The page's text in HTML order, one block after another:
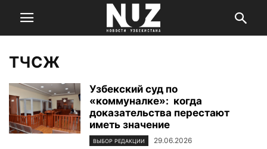
ТЧСЖ
Узбекский суд по
«коммуналке»: когда
доказательства перестают
иметь значение
ВЫБОР РЕДАКЦИИ 29.06.2026